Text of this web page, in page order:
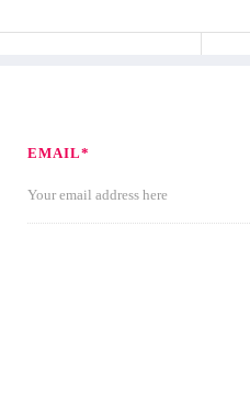
EMAIL*